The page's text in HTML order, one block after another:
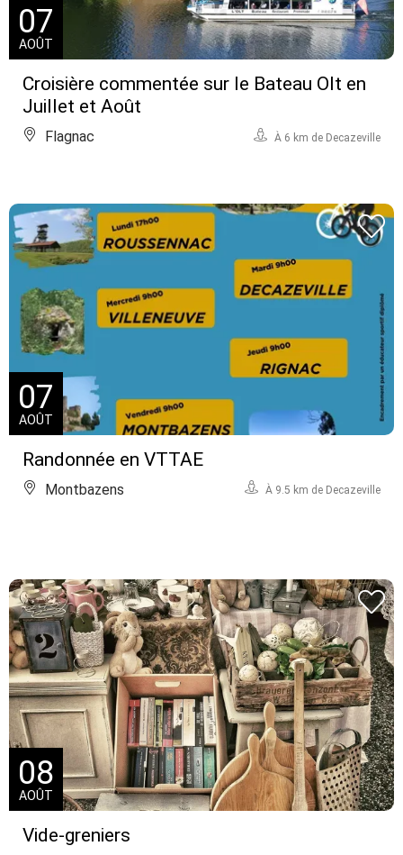
Croisière commentée sur le Bateau Olt en
Juillet et Août
07
AOÛT
Flagnac À 6 km de Decazeville
Randonnée en VTTAE
07
AOÛT
Montbazens À 9.5 km de Decazeville
Vide-greniers
08
AOÛT